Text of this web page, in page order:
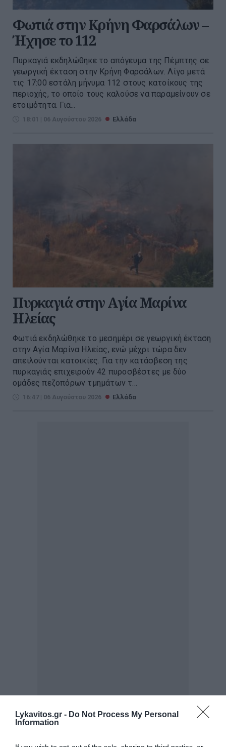
Lykavitos.gr - Do Not Process My Personal
Information
Φωτιά στην Κρήνη Φαρσάλων –
Ήχησε το 112
Πυρκαγιά εκδηλώθηκε το απόγευμα της Πέμπτης σε
γεωργική έκταση στην Κρήνη Φαρσάλων. Λίγο μετά
τις 17:00 εστάλη μήνυμα 112 στους κατοίκους της
περιοχής, το οποίο τους καλούσε να παραμείνουν σε
ετοιμότητα. Για...
18:01 | 06 Αυγούστου 2026 Ελλάδα
Πυρκαγιά στην Aγία Μαρίνα
Ηλείας
Φωτιά εκδηλώθηκε το μεσημέρι σε γεωργική έκταση
στην Αγία Μαρίνα Ηλείας, ενώ μέχρι τώρα δεν
απειλούνται κατοικίες. Για την κατάσβεση της
πυρκαγιάς επιχειρούν 42 πυροσβέστες με δύο
ομάδες πεζοπόρων τμημάτων τ...
16:47 | 06 Αυγούστου 2026 Ελλάδα